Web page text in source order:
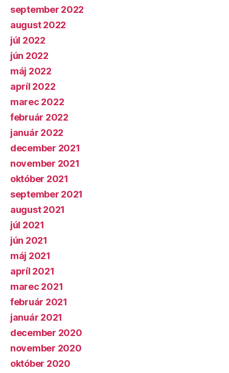
september 2022
august 2022
júl 2022
jún 2022
máj 2022
apríl 2022
marec 2022
február 2022
január 2022
december 2021
november 2021
október 2021
september 2021
august 2021
júl 2021
jún 2021
máj 2021
apríl 2021
marec 2021
február 2021
január 2021
december 2020
november 2020
október 2020